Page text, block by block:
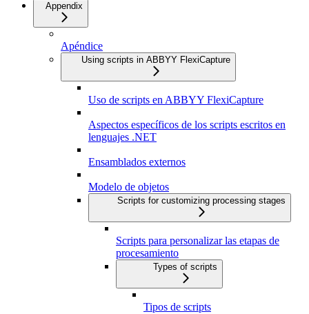
Appendix
Apéndice
Using scripts in ABBYY FlexiCapture
Uso de scripts en ABBYY FlexiCapture
Aspectos específicos de los scripts escritos en
lenguajes .NET
Ensamblados externos
Modelo de objetos
Scripts for customizing processing stages
Scripts para personalizar las etapas de
procesamiento
Types of scripts
Tipos de scripts